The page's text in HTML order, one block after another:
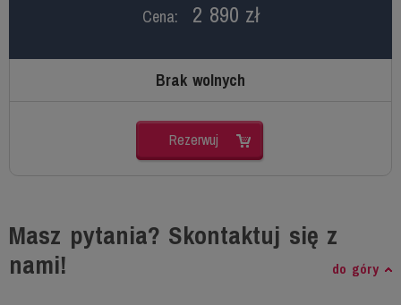
Cena: 2 890 zł
Brak wolnych
Rezerwuj
Masz pytania? Skontaktuj się z
nami!
do góry